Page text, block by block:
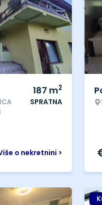
187 m2
SPRATNA
o nekretnini >